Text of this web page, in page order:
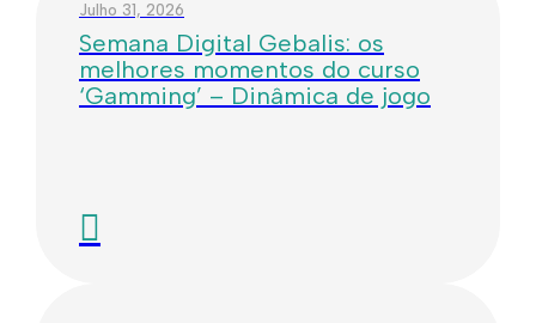
Julho 31, 2026
Semana Digital Gebalis: os
melhores momentos do curso
‘Gamming’ – Dinâmica de jogo